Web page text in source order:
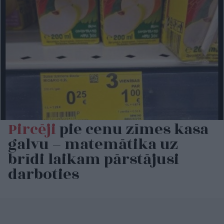
Pircējipie cenu zīmes kasa
galvu – matemātika uz
brīdi laikam pārstājusi
darboties